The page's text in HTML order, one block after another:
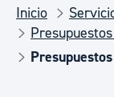
Inicio